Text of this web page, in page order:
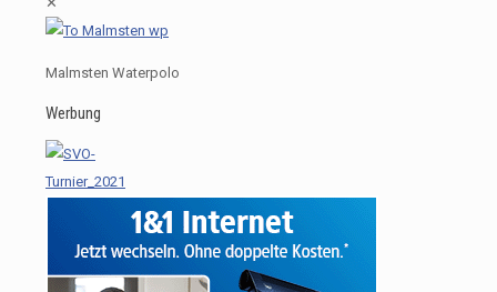
Malmsten Waterpolo
Werbung